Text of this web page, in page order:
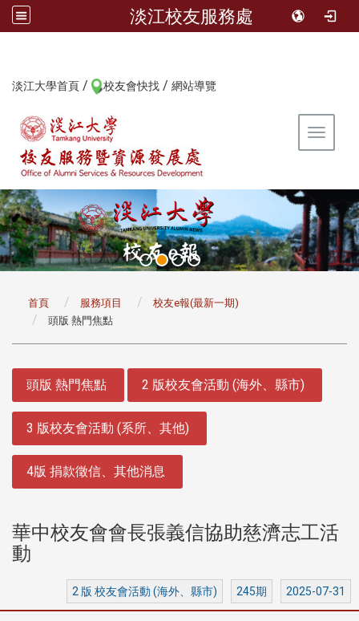
淡江校友服務處
淡江大學首頁 / 校友會快找 / 網站導覽
Toggle
首頁 服務項目
校友e報(最新一期)
頭版 熱門焦點
頭版 熱門焦點 2 版校友會活動 (海外、縣市)
3 版校友會活動 (系所、其他)
4版 捐款徵信、其他消息
華中校友會會長張義信協助慈濟志工活
動
2 版 校友會活動 (海外、縣市) 245期 2025-07-31